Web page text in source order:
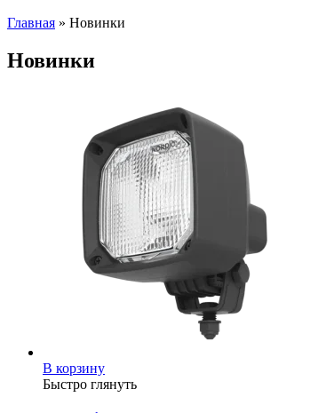
Главная » Новинки
Новинки
В корзину
Быстро глянуть